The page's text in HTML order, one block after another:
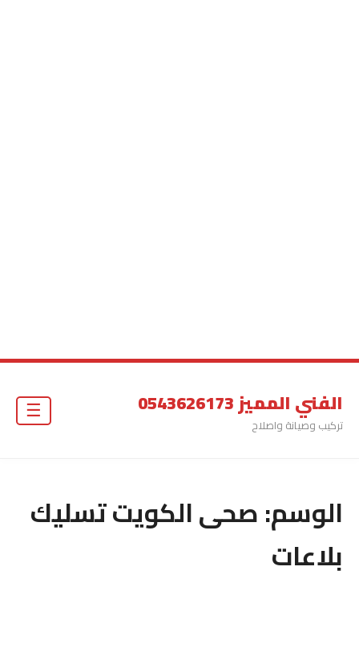
الفني المميز 0543626173
تركيب وصيانة واصلاح
الوسم:صحى الكويت تسليك
بلاعات